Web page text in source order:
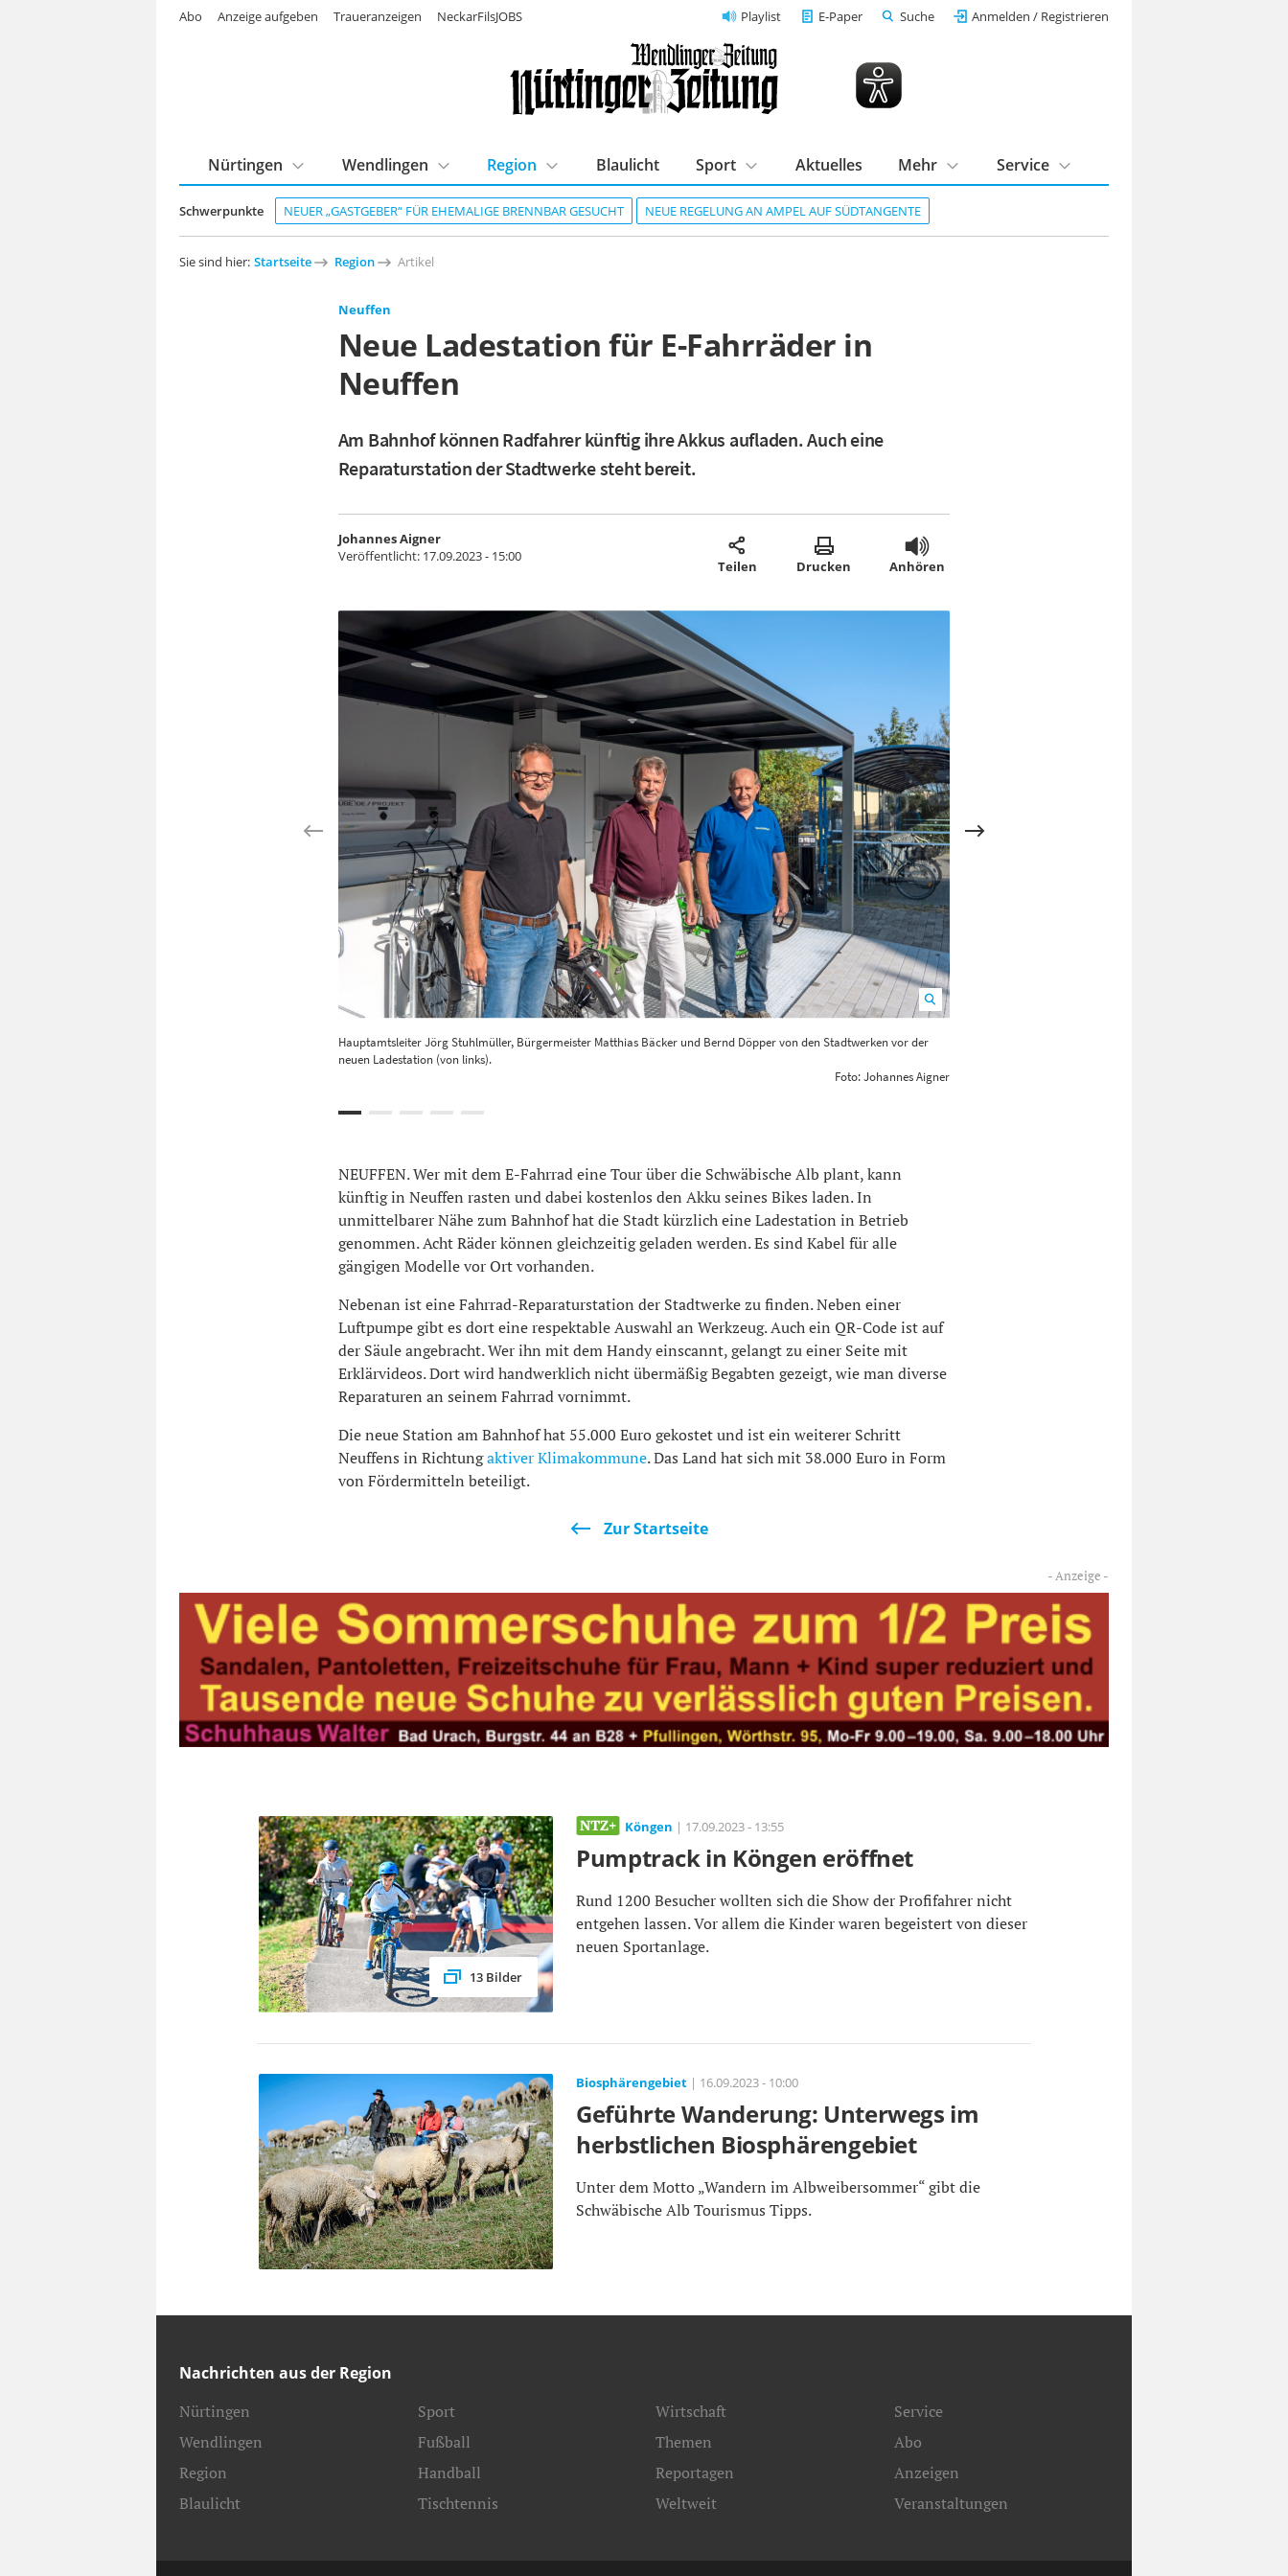
Playlist E-Paper Suche Anmelden / Registrieren
Schwerpunkte NEUER „GASTGEBER“ FÜR EHEMALIGE BRENNBAR GESUCHT NEUE REGELUNG AN AMPEL AUF SÜDTANGENTE
Nürtingen Wendlingen Region Blaulicht Sport Aktuelles Mehr Service
Abo Anzeige aufgeben Traueranzeigen NeckarFilsJOBS
Sie sind hier: Startseite Region Artikel
Neuffen
Neue Ladestation für E-Fahrräder in
Neuffen
Am Bahnhof können Radfahrer künftig ihre Akkus aufladen. Auch eine
Reparaturstation der Stadtwerke steht bereit.
Johannes Aigner
Veröffentlicht: 17.09.2023 - 15:00
Teilen Drucken Anhören
Hauptamtsleiter Jörg Stuhlmüller, Bürgermeister Matthias Bäcker und Bernd Döpper von den Stadtwerken vor der
neuen Ladestation (von links).
Foto: Johannes Aigner
NEUFFEN. Wer mit dem E-Fahrrad eine Tour über die Schwäbische Alb plant, kann
künftig in Neuffen rasten und dabei kostenlos den Akku seines Bikes laden. In
unmittelbarer Nähe zum Bahnhof hat die Stadt kürzlich eine Ladestation in Betrieb
genommen. Acht Räder können gleichzeitig geladen werden. Es sind Kabel für alle
gängigen Modelle vor Ort vorhanden.
Nebenan ist eine Fahrrad-Reparaturstation der Stadtwerke zu finden. Neben einer
Luftpumpe gibt es dort eine respektable Auswahl an Werkzeug. Auch ein QR-Code ist auf
der Säule angebracht. Wer ihn mit dem Handy einscannt, gelangt zu einer Seite mit
Erklärvideos. Dort wird handwerklich nicht übermäßig Begabten gezeigt, wie man diverse
Reparaturen an seinem Fahrrad vornimmt.
Die neue Station am Bahnhof hat 55.000 Euro gekostet und ist ein weiterer Schritt
Neuffens in Richtungaktiver Klimakommune. Das Land hat sich mit 38.000 Euro in Form
von Fördermitteln beteiligt.
Zur Startseite
13 Bilder
Köngen | 17.09.2023 - 13:55
Pumptrack in Köngen eröffnet
Rund 1200 Besucher wollten sich die Show der Profifahrer nicht
entgehen lassen. Vor allem die Kinder waren begeistert von dieser
neuen Sportanlage.
Biosphärengebiet | 16.09.2023 - 10:00
Geführte Wanderung: Unterwegs im
herbstlichen Biosphärengebiet
Unter dem Motto „Wandern im Albweibersommer“ gibt die
Schwäbische Alb Tourismus Tipps.
Nachrichten aus der Region
Nürtingen
Wendlingen
Region
Blaulicht
Sport
Fußball
Handball
Tischtennis
Wirtschaft
Themen
Reportagen
Weltweit
Service
Abo
Anzeigen
Veranstaltungen